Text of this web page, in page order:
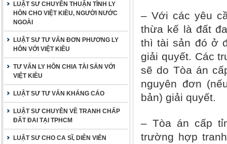
LUẬT SƯ CHUYÊN THUẬN TÌNH LY
HÔN CHO VIỆT KIỀU, NGƯỜI NƯỚC
NGOÀI
LUẬT SƯ TƯ VẤN ĐƠN PHƯƠNG LY
HÔN VỚI VIỆT KIỀU
TƯ VẤN LY HÔN CHIA TÀI SẢN VỚI
VIỆT KIỀU
LUẬT SƯ TƯ VẤN KHÁNG CÁO
LUẬT SƯ CHUYÊN VỀ TRANH CHẤP
ĐẤT ĐAI TẠI TPHCM
LUẬT SƯ CHO CA SĨ, DIỄN VIÊN
– Với các yêu
thừa kế là đất
thì tài sản đó ở
giải quyết. Các
sẽ do Tòa án
nguyên đơn
bản) giải quyết.
– Tòa án cấp
trường hợp